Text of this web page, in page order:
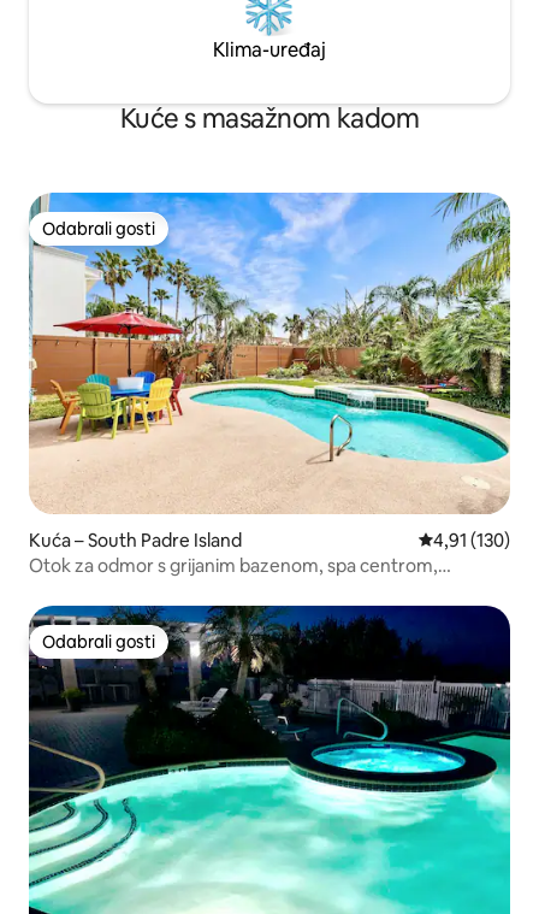
Klima-uređaj
Kuće s masažnom kadom
Odabrali gosti
Odabrali gosti
Kuća – South Padre Island Prosječna
4,91 (130)
Otok za odmor s grijanim bazenom, spa centrom,
Odabrali gosti
Odabrali gosti